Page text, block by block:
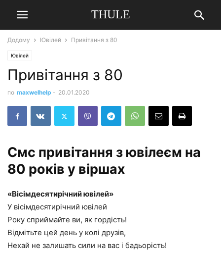
THULE
Додому Ювілей Привітання з 80
Ювілей
Привітання з 80
по maxwelhelp - 20.01.2020
Смс привітання з ювілеєм на
80 років у віршах
«Вісімдесятирічний ювілей»
У вісімдесятирічний ювілей
Року сприймайте ви, як гордість!
Відмітьте цей день у колі друзів,
Нехай не залишать сили на вас і бадьорість!